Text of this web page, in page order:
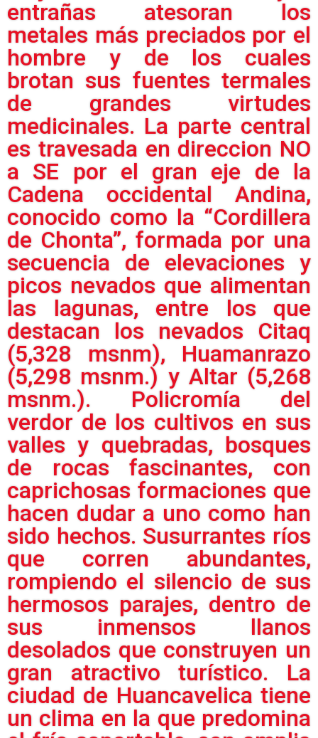
entrañas atesoran los
metales más preciados por el
hombre y de los cuales
brotan sus fuentes termales
de grandes virtudes
medicinales. La parte central
es travesada en direccion NO
a SE por el gran eje de la
Cadena occidental Andina,
conocido como la “Cordillera
de Chonta”, formada por una
secuencia de elevaciones y
picos nevados que alimentan
las lagunas, entre los que
destacan los nevados Citaq
(5,328 msnm), Huamanrazo
(5,298 msnm.) y Altar (5,268
msnm.). Policromía del
verdor de los cultivos en sus
valles y quebradas, bosques
de rocas fascinantes, con
caprichosas formaciones que
hacen dudar a uno como han
sido hechos. Susurrantes ríos
que corren abundantes,
rompiendo el silencio de sus
hermosos parajes, dentro de
sus inmensos llanos
desolados que construyen un
gran atractivo turístico. La
ciudad de Huancavelica tiene
un clima en la que predomina